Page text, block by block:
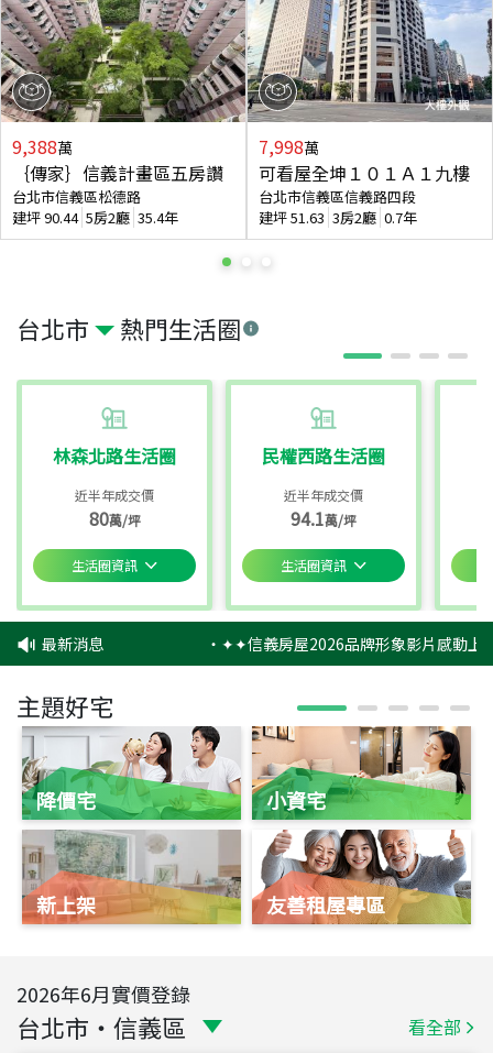
台北市 熱門生活圈
林森北路生活圈
近半年成交價
80萬/坪
生活圈資訊
民權西路生活圈
近半年成交價
94.1萬/坪
生活圈資訊
9,388萬
｛傳家｝信義計畫區五房讚
台北市信義區松德路
建坪90.44 5房2廳 35.4年
7,998萬
可看屋全坤１０１Ａ１九樓
台北市信義區信義路四段
建坪51.63 3房2廳 0.7年
最新消息 ‧✦✦信義房屋2026品牌形象影片感動上
主題好宅
降價宅
新上架
小資宅
友善租屋專區
2026年6月實價登錄
台北市 ・ 信義區 看全部